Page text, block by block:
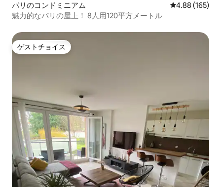
パリのコンドミニアム レビュー165
4.88 (165)
魅力的なパリの屋上！ 8人用120平方メートル
ゲストチョイス
ゲストチョイス